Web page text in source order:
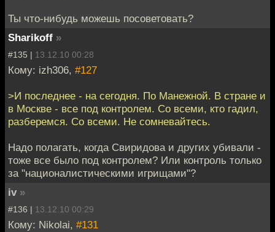
Ты что-нибудь можешь посоветовать?
Sharikoff »
#135 | 13.12.10 00:28
Кому: izh306, #127
>И последнее - на сегодня. По Манежной. В стране и
в Москве - все под контролем. Со всеми, кто гадил,
разберемся. Со всеми. Не сомневайтесь.
Надо полагать, когда Свиридова и других убивали -
тоже все было под контролем? Или контроль только
за "националистическими игрищами"?
iv »
#136 | 13.12.10 00:29
Кому: Nikolai, #131